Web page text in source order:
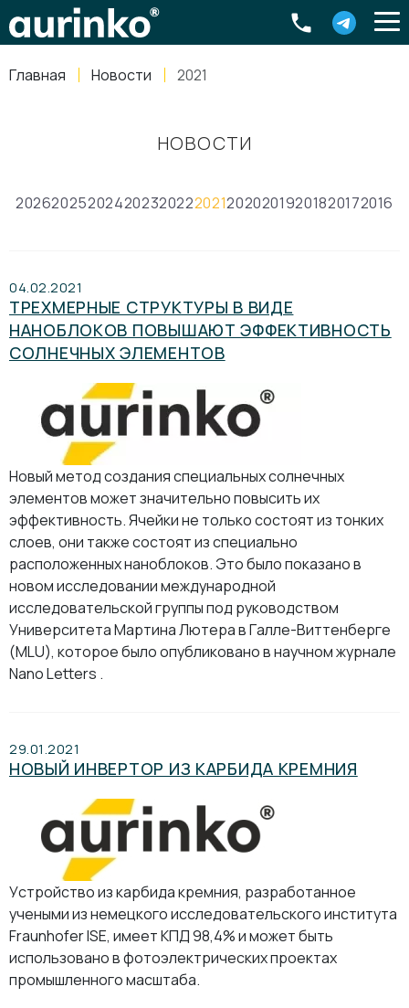
Главная Новости 2021
НОВОСТИ
20262025202420232022202120202019201820172016
04.02.2021
ТРЕХМЕРНЫЕ СТРУКТУРЫ В ВИДЕ
НАНОБЛОКОВ ПОВЫШАЮТ ЭФФЕКТИВНОСТЬ
СОЛНЕЧНЫХ ЭЛЕМЕНТОВ
Новый метод создания специальных солнечных
элементов может значительно повысить их
эффективность. Ячейки не только состоят из тонких
слоев, они также состоят из специально
расположенных наноблоков. Это было показано в
новом исследовании международной
исследовательской группы под руководством
Университета Мартина Лютера в Галле-Виттенберге
(MLU), которое было опубликовано в научном журнале
Nano Letters .
29.01.2021
НОВЫЙ ИНВЕРТОР ИЗ КАРБИДА КРЕМНИЯ
Устройство из карбида кремния, разработанное
учеными из немецкого исследовательского института
Fraunhofer ISE, имеет КПД 98,4% и может быть
использовано в фотоэлектрических проектах
промышленного масштаба.
Россия, Свердловская область Екатеринбург,
8-800-770-79-40